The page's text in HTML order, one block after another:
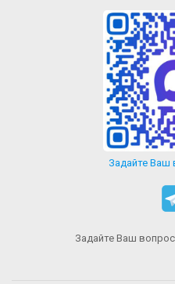
Задайте Ваш
Задайте Ваш вопрос